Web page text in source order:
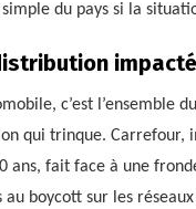
du pays si la
c’est l’ensemble
qui trinque. Carrefour,
ans, fait face à une
boycott sur les